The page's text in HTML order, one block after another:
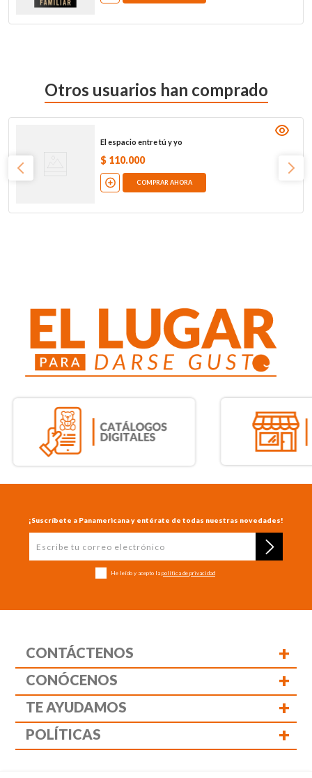
Otros usuarios han comprado
El espacio entre tú y yo
$ 110.000
COMPRAR AHORA
¡Suscríbete a Panamericana y entérate de todas nuestras novedades!
He leído y acepto la política de privacidad
CONTÁCTENOS +
CONÓCENOS +
TE AYUDAMOS +
POLÍTICAS +